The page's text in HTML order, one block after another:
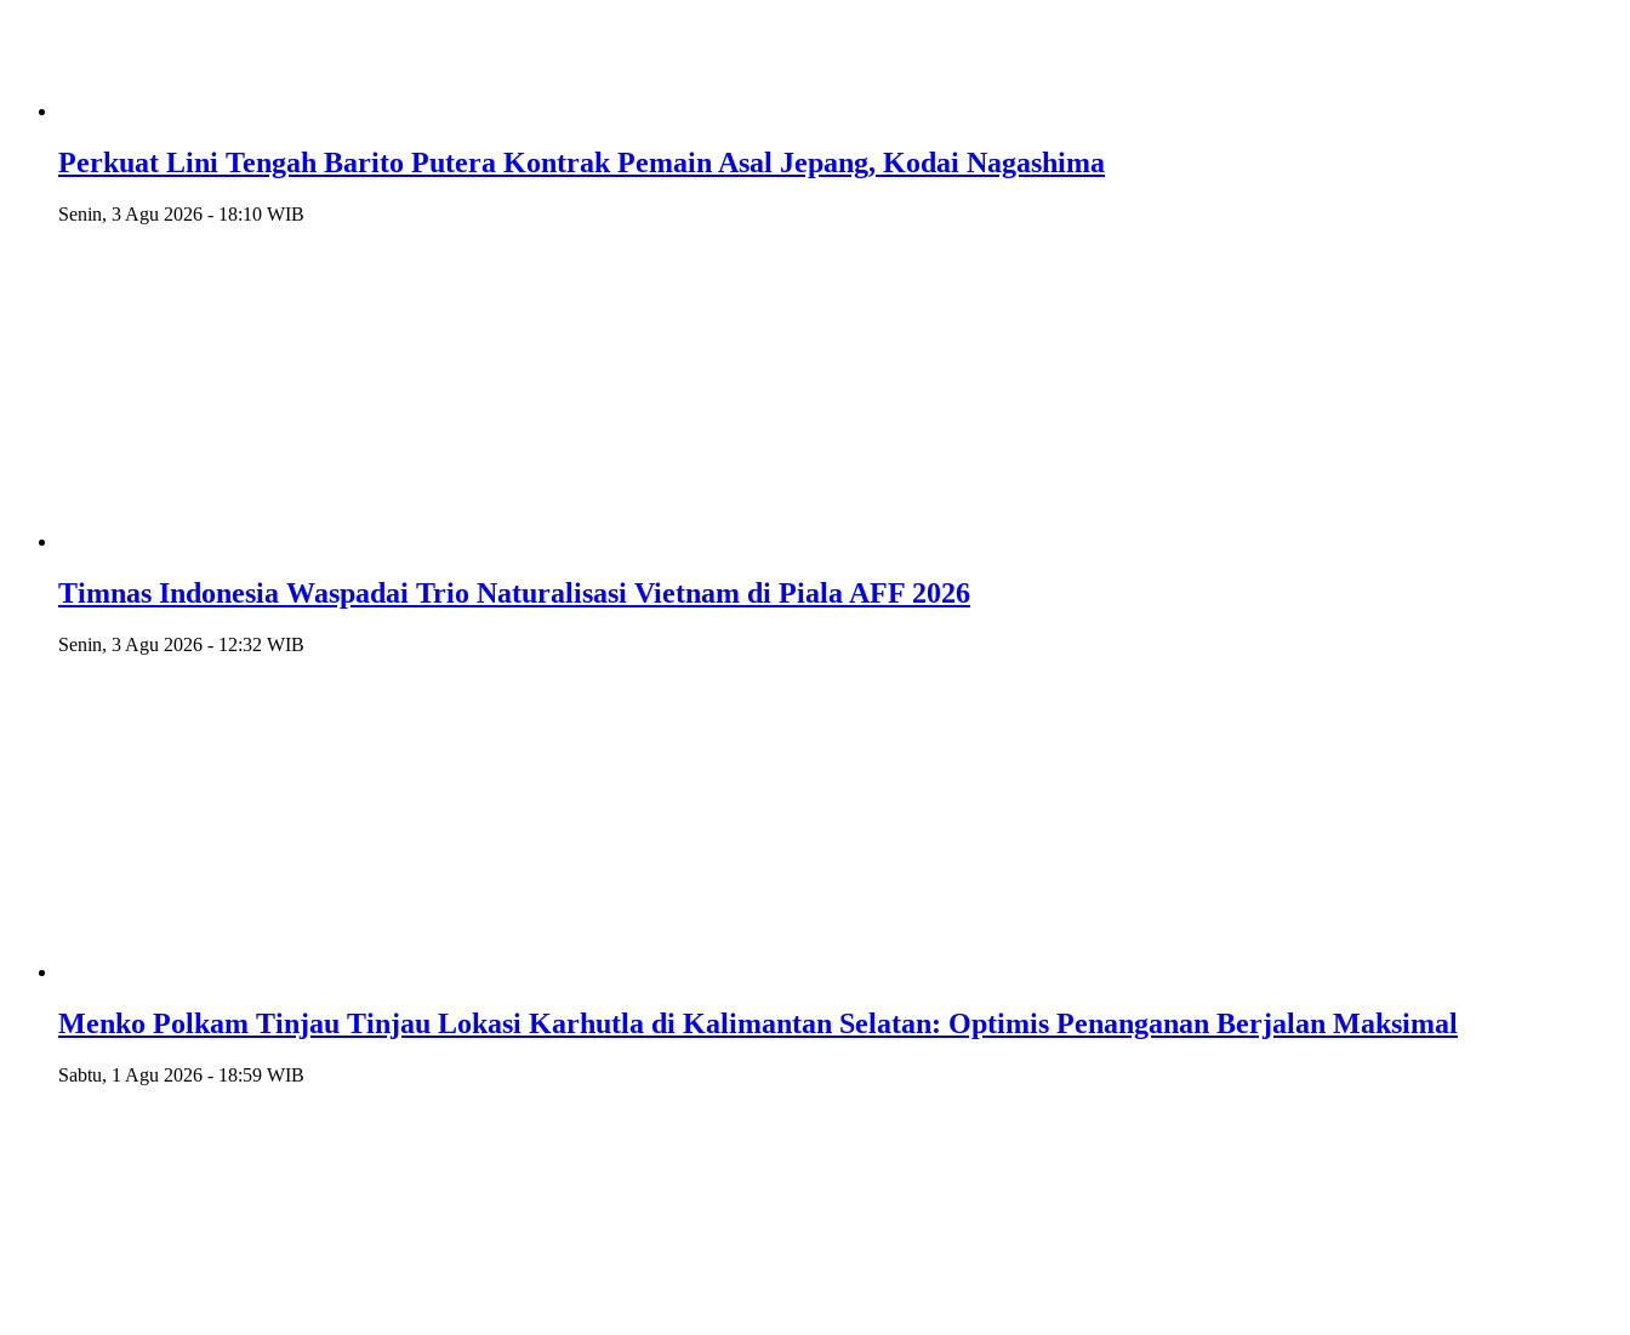
Perkuat Lini Tengah Barito Putera Kontrak Pemain Asal Jepang, Kodai Nagashima
Senin, 3 Agu 2026 - 18:10 WIB
Timnas Indonesia Waspadai Trio Naturalisasi Vietnam di Piala AFF 2026
Senin, 3 Agu 2026 - 12:32 WIB
Menko Polkam Tinjau Tinjau Lokasi Karhutla di Kalimantan Selatan: Optimis Penanganan Berjalan Maksimal
Sabtu, 1 Agu 2026 - 18:59 WIB